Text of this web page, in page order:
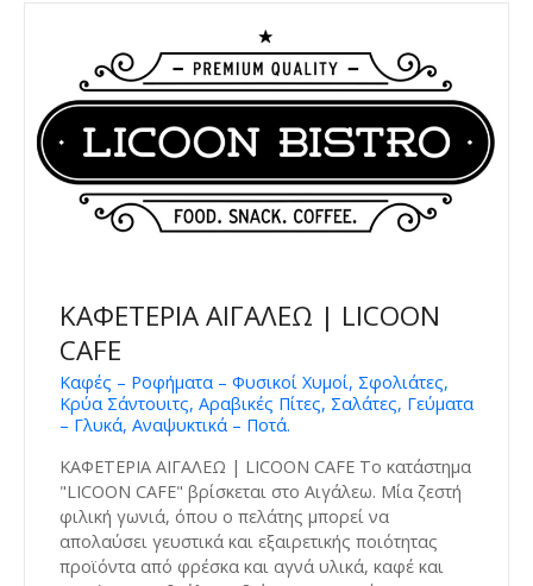
ΚΑΦΕΤΕΡΙΑ ΑΙΓΑΛΕΩ | LICOON
CAFE
Καφές – Ροφήματα – Φυσικοί Χυμοί, Σφολιάτες,
Κρύα Σάντουιτς, Αραβικές Πίτες, Σαλάτες, Γεύματα
– Γλυκά, Αναψυκτικά – Ποτά.
ΚΑΦΕΤΕΡΙΑ ΑΙΓΑΛΕΩ | LICOON CAFE Το κατάστημα
"LICOON CAFE" βρίσκεται στο Αιγάλεω. Μία ζεστή
φιλική γωνιά, όπου ο πελάτης μπορεί να
απολαύσει γευστικά και εξαιρετικής ποιότητας
προϊόντα από φρέσκα και αγνά υλικά, καφέ και